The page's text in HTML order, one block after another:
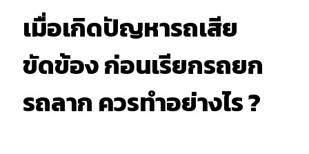
เมื่อเกิดปัญหารถเสีย
ขัดข้อง ก่อนเรียกรถยก
รถลาก ควรทำอย่างไร ?